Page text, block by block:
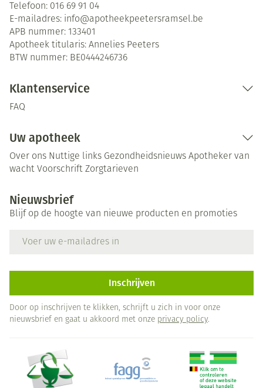
Telefoon: 016 69 91 04
E-mailadres: info@apotheekpeetersramsel.be
APB nummer: 133401
Apotheek titularis: Annelies Peeters
BTW nummer: BE0444246736
Klantenservice
FAQ
Uw apotheek
Over ons Nuttige links Gezondheidsnieuws Apotheker van
wacht Voorschrift Zorgtarieven
Nieuwsbrief
Blijf op de hoogte van nieuwe producten en promoties
Inschrijven
Door op inschrijven te klikken, schrijft u zich in voor onze
nieuwsbrief en gaat u akkoord met onze privacy policy.